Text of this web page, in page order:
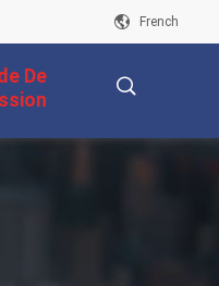
French
De